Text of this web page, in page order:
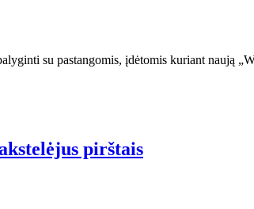
su pastangomis, įdėtomis kuriant naują
pirštais